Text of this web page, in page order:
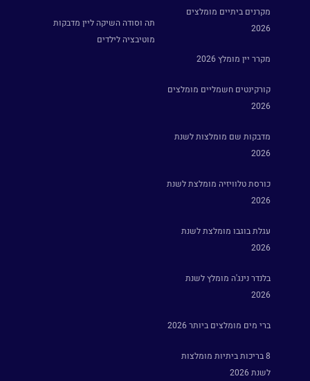
מקרנים ביתיים מומלצים
2026
מקרר יין מומלץ 2026
קורקינטים חשמליים מומלצים
2026
מדבקות שם מומלצות לשנת
2026
כורסת טלוויזיה מומלצת לשנת
2026
עגלת בוגבו מומלצת לשנת
2026
בלנדר נינג'ה מומלץ לשנת
2026
ברי מים מומלצים ביותר 2026
8 בריכות ביתיות מומלצות
לשנת 2026
תה וסודה השיקה ליין מדבקות
מוטיבציה לילדים